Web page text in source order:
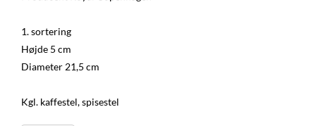
1. sortering
Højde 5 cm
Diameter 21,5 cm
Kgl. kaffestel, spisestel